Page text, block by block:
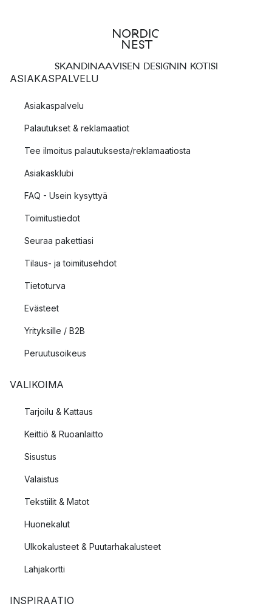
SKANDINAAVISEN DESIGNIN KOTISI
ASIAKASPALVELU
Asiakaspalvelu
Palautukset & reklamaatiot
Tee ilmoitus palautuksesta/reklamaatiosta
Asiakasklubi
FAQ - Usein kysyttyä
Toimitustiedot
Seuraa pakettiasi
Tilaus- ja toimitusehdot
Tietoturva
Evästeet
Yrityksille / B2B
Peruutusoikeus
VALIKOIMA
Tarjoilu & Kattaus
Keittiö & Ruoanlaitto
Sisustus
Valaistus
Tekstiilit & Matot
Huonekalut
Ulkokalusteet & Puutarhakalusteet
Lahjakortti
INSPIRAATIO